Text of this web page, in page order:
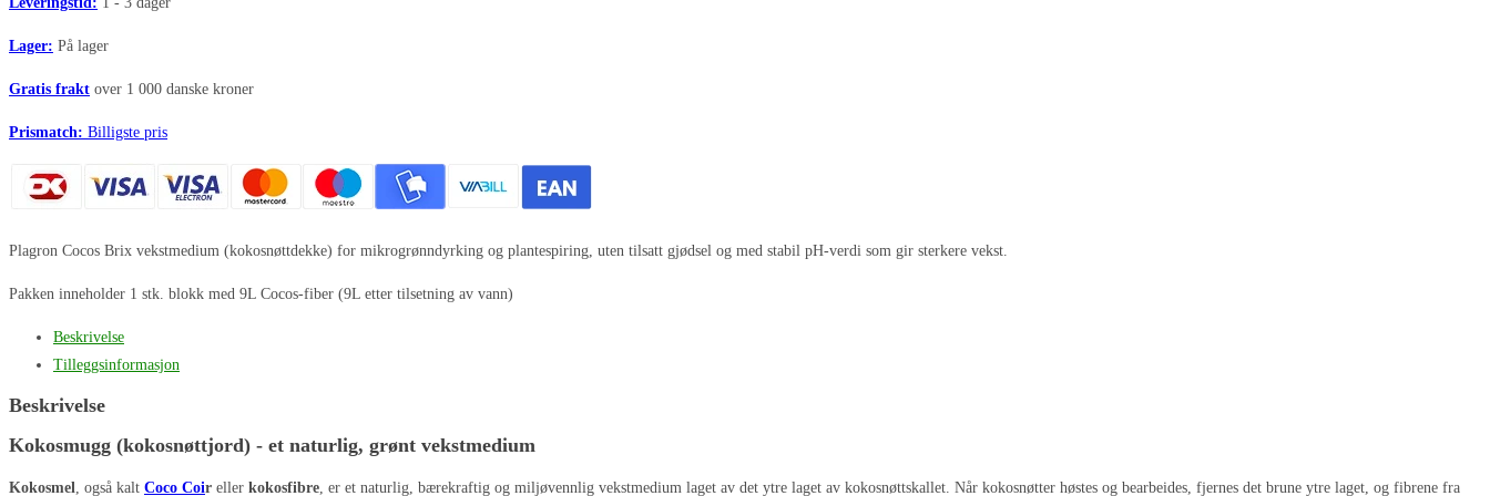
Lager: På lager
Gratis frakt over 1 000 danske kroner
Prismatch: Billigste pris
Plagron Cocos Brix vekstmedium (kokosnøttdekke) for mikrogrønndyrking og plantespiring, uten tilsatt gjødsel og med stabil pH-verdi som gir sterkere vekst.
Pakken inneholder 1 stk. blokk med 9L Cocos-fiber (9L etter tilsetning av vann)
Beskrivelse
Tilleggsinformasjon
Beskrivelse
Kokosmugg (kokosnøttjord) - et naturlig, grønt vekstmedium
Kokosmel, også kalt Coco Coir eller kokosfibre, er et naturlig, bærekraftig og miljøvennlig vekstmedium laget av det ytre laget av kokosnøttskallet. Når kokosnøtter høstes og bearbeides, fjernes det brune ytre laget, og fibrene fra